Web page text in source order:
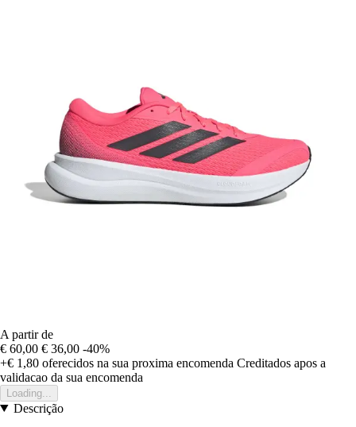
A partir de
€ 60,00 € 36,00 -40%
+€ 1,80 oferecidos na sua proxima encomenda Creditados apos a
validacao da sua encomenda
Loading...
Descrição